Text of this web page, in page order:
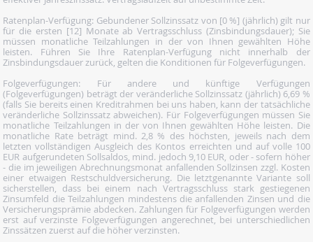
Ratenplan-Verfügung: Gebundener Sollzinssatz von [0 %] (jährlich) gilt nur
für die ersten [12] Monate ab Vertragsschluss (Zinsbindungsdauer); Sie
müssen monatliche Teilzahlungen in der von Ihnen gewählten Höhe
leisten. Führen Sie Ihre Ratenplan-Verfügung nicht innerhalb der
Zinsbindungsdauer zurück, gelten die Konditionen für Folgeverfügungen.
Folgeverfügungen: Für andere und künftige Verfügungen
(Folgeverfügungen) beträgt der veränderliche Sollzinssatz (jährlich) 6,69 %
(falls Sie bereits einen Kreditrahmen bei uns haben, kann der tatsächliche
veränderliche Sollzinssatz abweichen). Für Folgeverfügungen müssen Sie
monatliche Teilzahlungen in der von Ihnen gewählten Höhe leisten. Die
monatliche Rate beträgt mind. 2,8 % des höchsten, jeweils nach dem
letzten vollständigen Ausgleich des Kontos erreichten und auf volle 100
EUR aufgerundeten Sollsaldos, mind. jedoch 9,10 EUR, oder - sofern höher
- die im jeweiligen Abrechnungsmonat anfallenden Sollzinsen zzgl. Kosten
einer etwaigen Restschuldversicherung. Die letztgenannte Variante soll
sicherstellen, dass bei einem nach Vertragsschluss stark gestiegenen
Zinsumfeld die Teilzahlungen mindestens die anfallenden Zinsen und die
Versicherungsprämie abdecken. Zahlungen für Folgeverfügungen werden
erst auf verzinste Folgeverfügungen angerechnet, bei unterschiedlichen
Zinssätzen zuerst auf die höher verzinsten.